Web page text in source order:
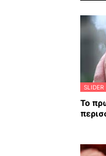
SLIDER
Το